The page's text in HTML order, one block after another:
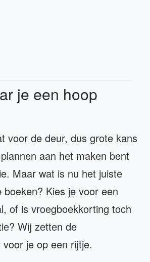
je een hoop
voor de deur, dus grote kans
aan het maken bent
Maar wat is nu het juiste
Kies je voor een
of is vroegboekkorting toch
Wij zetten de
je op een rijtje.